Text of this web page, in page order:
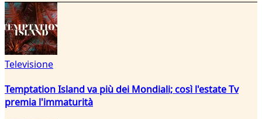
Televisione
Temptation Island va più dei Mondiali; così l'estate Tv
premia l'immaturità